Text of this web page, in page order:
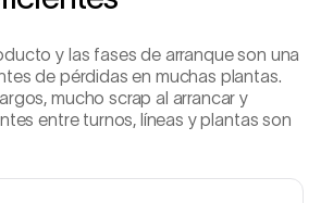
y las fases de arranque son una
de pérdidas en muchas plantas.
mucho scrap al arrancar y
entre turnos, líneas y plantas son